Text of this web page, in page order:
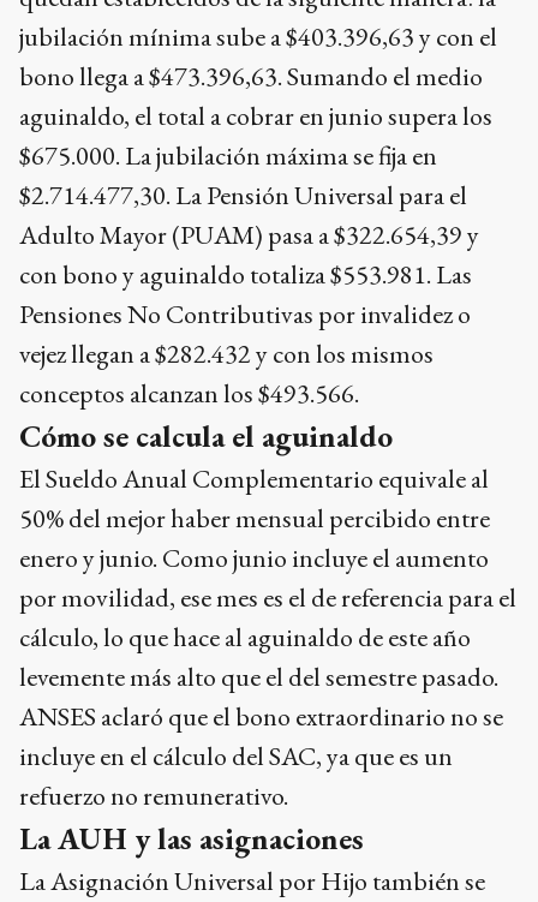
jubilación mínima sube a $403.396,63 y con el
bono llega a $473.396,63. Sumando el medio
aguinaldo, el total a cobrar en junio supera los
$675.000. La jubilación máxima se fija en
$2.714.477,30. La Pensión Universal para el
Adulto Mayor (PUAM) pasa a $322.654,39 y
con bono y aguinaldo totaliza $553.981. Las
Pensiones No Contributivas por invalidez o
vejez llegan a $282.432 y con los mismos
conceptos alcanzan los $493.566.
Cómo se calcula el aguinaldo
El Sueldo Anual Complementario equivale al
50% del mejor haber mensual percibido entre
enero y junio. Como junio incluye el aumento
por movilidad, ese mes es el de referencia para el
cálculo, lo que hace al aguinaldo de este año
levemente más alto que el del semestre pasado.
ANSES aclaró que el bono extraordinario no se
incluye en el cálculo del SAC, ya que es un
refuerzo no remunerativo.
La AUH y las asignaciones
La Asignación Universal por Hijo también se